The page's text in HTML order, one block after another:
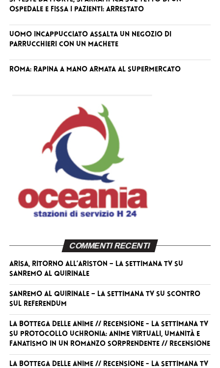
ospedale e fissa i pazienti: arrestato
Uomo incappucciato assalta un negozio di
parrucchieri con un machete
Roma: rapina a mano armata al supermercato
COMMENTI RECENTI
Arisa, ritorno all’Ariston – La Settimana TVsu
Sanremo al Quirinale
Sanremo al Quirinale – La Settimana TVsu Scontro
sul referendum
La Bottega delle Anime // RECENSIONE - La Settimana TV
su Protocollo Uchronia: anime virtuali, umanità e
fanatismo in un romanzo sorprendente // RECENSIONE
La Bottega delle Anime // RECENSIONE - La Settimana TV